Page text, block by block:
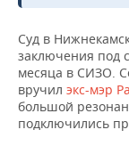
Суд в
заключения под
месяца в СИЗО.
вручил экс-мэр
большой
подключились